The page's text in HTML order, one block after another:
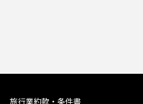
旅行業約款・条件書